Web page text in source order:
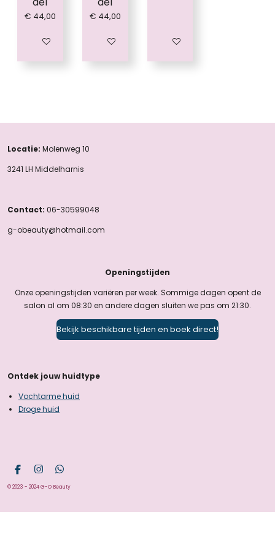
€ 44,00
In winkelwagen
€ 44,00
Houd mij op de hoogteIn winkelwagen
Locatie: Molenweg 10
3241 LH Middelharnis
Contact: 06-30599048
g-obeauty@hotmail.com
Openingstijden
Onze openingstijden variëren per week. Sommige dagen opent de
salon al om 08:30 en andere dagen sluiten we pas om 21:30.
Bekijk beschikbare tijden en boek direct!
Ontdek jouw huidtype
Vochtarme huid
Droge huid
F
a
c
b
I
s
a
W
a
s
© 2023 - 2024 G-O Beauty